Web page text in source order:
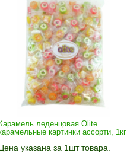
Карамель леденцовая Olite
картинки ассорти, 1кг
указана за 1шт товара.